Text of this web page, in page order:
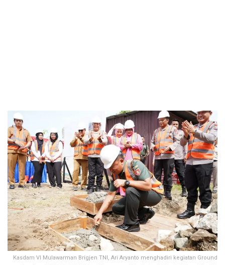
Kasdam VI Mulawarman Brigjen TNI, Ari Aryanto menghadiri kegiatan Ground